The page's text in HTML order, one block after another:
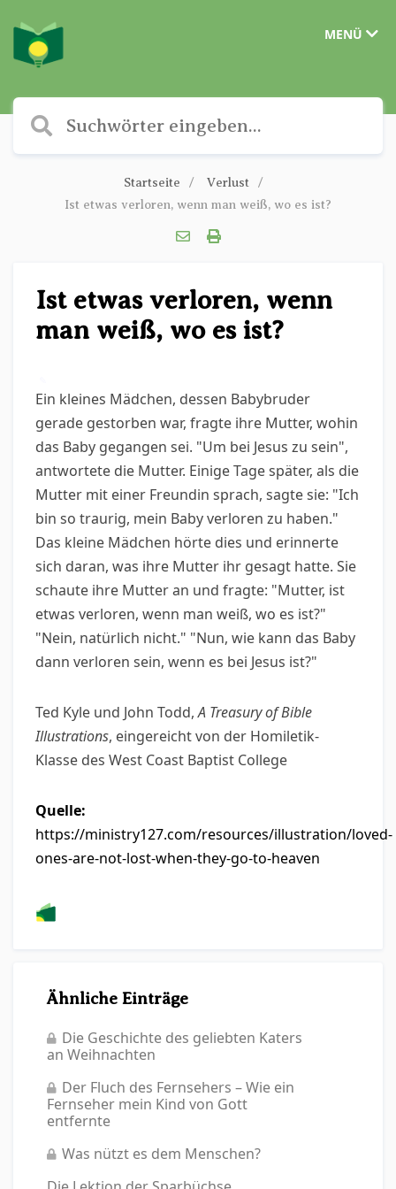
MENÜ
Startseite
Verlust
Ist etwas verloren, wenn man weiß, wo es ist?
Ist etwas verloren, wenn
man weiß, wo es ist?
Ein kleines Mädchen, dessen Babybruder
gerade gestorben war, fragte ihre Mutter, wohin
das Baby gegangen sei. "Um bei Jesus zu sein",
antwortete die Mutter. Einige Tage später, als die
Mutter mit einer Freundin sprach, sagte sie: "Ich
bin so traurig, mein Baby verloren zu haben."
Das kleine Mädchen hörte dies und erinnerte
sich daran, was ihre Mutter ihr gesagt hatte. Sie
schaute ihre Mutter an und fragte: "Mutter, ist
etwas verloren, wenn man weiß, wo es ist?"
"Nein, natürlich nicht." "Nun, wie kann das Baby
dann verloren sein, wenn es bei Jesus ist?"
Ted Kyle und John Todd,A Treasury of Bible
Illustrations, eingereicht von der Homiletik-
Klasse des West Coast Baptist College
Quelle:
https://ministry127.com/resources/illustration/loved-
ones-are-not-lost-when-they-go-to-heaven
Ähnliche Einträge
Die Geschichte des geliebten Katers
an Weihnachten
Der Fluch des Fernsehers – Wie ein
Fernseher mein Kind von Gott
entfernte
Was nützt es dem Menschen?